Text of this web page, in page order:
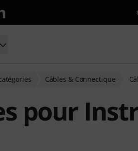
Câbles & Connectique
pour